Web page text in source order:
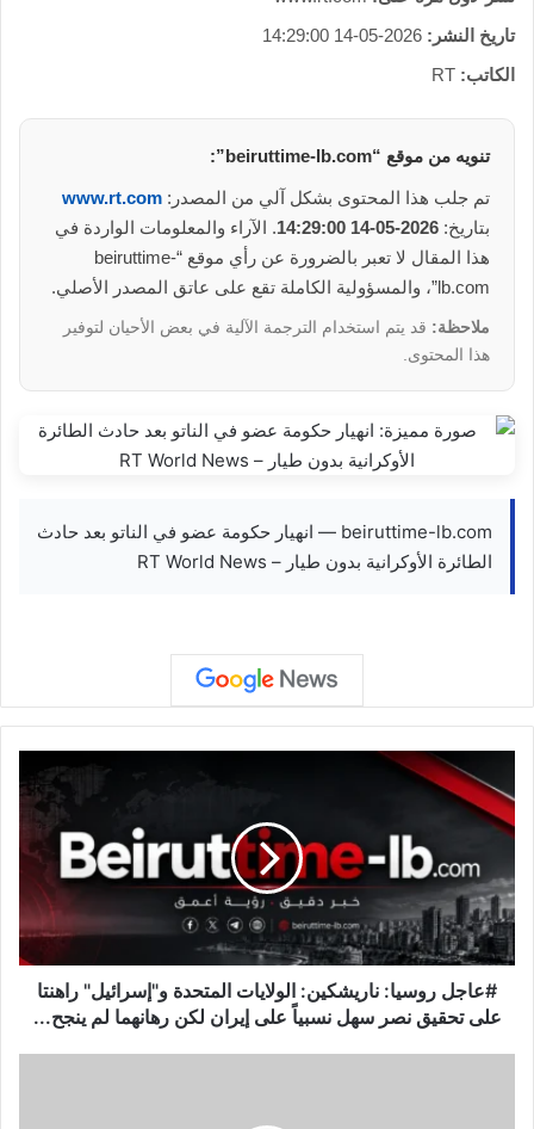
تاريخ النشر: 2026-05-14 14:29:00
الكاتب: RT
تنويه من موقع “beiruttime-lb.com”:
تم جلب هذا المحتوى بشكل آلي من المصدر: www.rt.com
بتاريخ: 2026-05-14 14:29:00
. الآراء والمعلومات الواردة في
هذا المقال لا تعبر بالضرورة عن رأي موقع “beiruttime-
lb.com”، والمسؤولية الكاملة تقع على عاتق المصدر الأصلي.
ملاحظة: قد يتم استخدام الترجمة الآلية في بعض الأحيان لتوفير
هذا المحتوى.
beiruttime-lb.com — انهيار حكومة عضو في الناتو بعد حادث
الطائرة الأوكرانية بدون طيار – RT World News
روسيا:
ناريشكين:
الولايات
المتحدة
و"إسرائيل"
راهنتا
على
تحقيق
نصر
سهل
#عاجل روسيا: ناريشكين: الولايات المتحدة و"إسرائيل" راهنتا
على تحقيق نصر سهل نسبياً على إيران لكن رهانهما لم ينجح...